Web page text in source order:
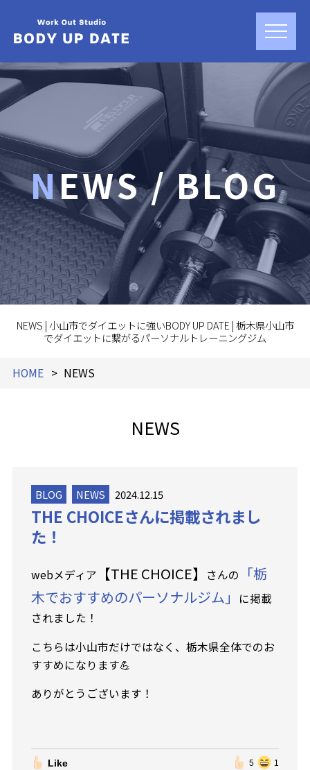
NEWS / BLOG
NEWS | 小山市でダイエットに強いBODY UP DATE | 栃木県小山市
でダイエットに繋がるパーソナルトレーニングジム
HOME NEWS
NEWS
BLOG NEWS 2024.12.15
THE CHOICEさんに掲載されまし
た！
webメディア 【THE CHOICE】 さんの
「栃
木でおすすめのパーソナルジム」
に掲載
されました！
こちらは小山市だけではなく、栃木県全体でのお
すすめになります💪
ありがとうございます！
Like 5 1